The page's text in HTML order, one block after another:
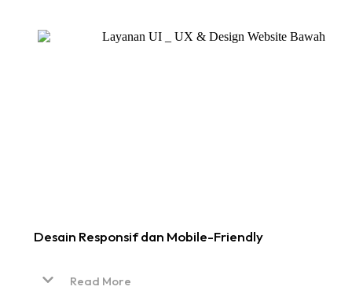
Desain Responsif dan Mobile-Friendly
Read More